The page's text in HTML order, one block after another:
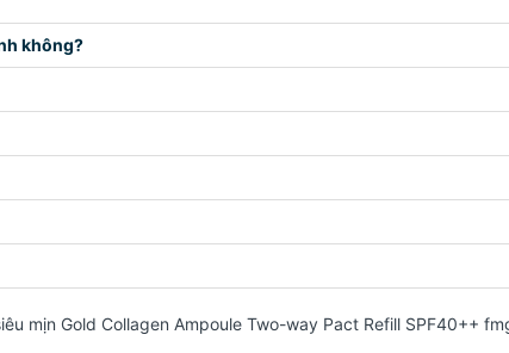
không?
mịn Gold Collagen Ampoule Two-way Pact Refill SPF40++